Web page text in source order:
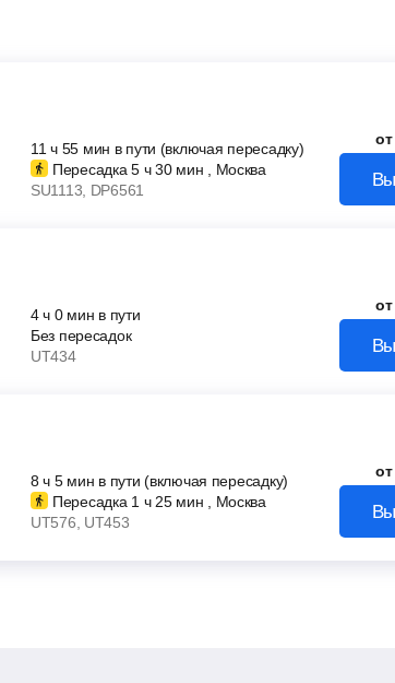
11ч55 мин в пути (включая пересадку)
Пересадка 5 ч30 мин , Москва
SU1113 , DP6561
от
4ч 0 мин в пути
Без пересадок
UT434
от
8ч 5 мин в пути (включая пересадку)
Пересадка 1 ч25 мин , Москва
UT576 , UT453